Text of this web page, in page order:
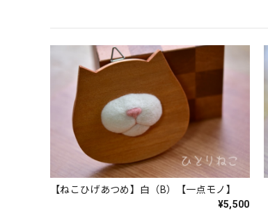
【ねこひげあつめ】白（B）【一点モノ】
¥5,500